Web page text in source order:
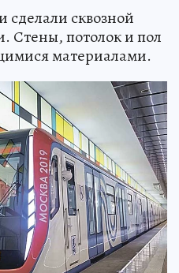
сделали сквозной
Стены, потолок и пол
материалами.